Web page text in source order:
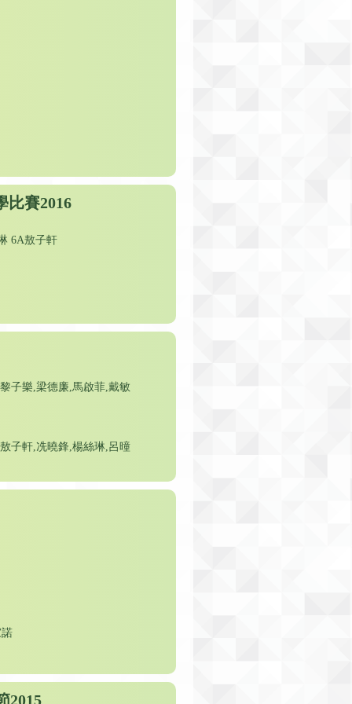
比賽2016
6A敖子軒
子樂,梁德廉,馬啟菲,戴敏
子軒,冼曉鋒,楊絲琳,呂曈
2015